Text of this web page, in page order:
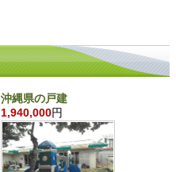
沖縄県の戸建
1,940,000円